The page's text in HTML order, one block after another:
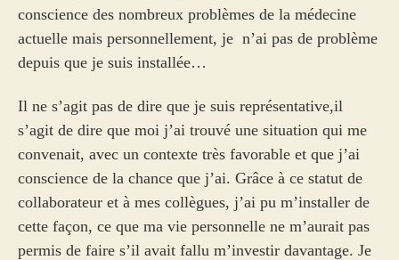
conscience des nombreux problèmes de la médecine
actuelle mais personnellement, je n’ai pas de problème
depuis que je suis installée…
Il ne s’agit pas de dire que je suis représentative,il
s’agit de dire que moi j’ai trouvé une situation qui me
convenait, avec un contexte très favorable et que j’ai
conscience de la chance que j’ai. Grâce à ce statut de
collaborateur et à mes collègues, j’ai pu m’installer de
cette façon, ce que ma vie personnelle ne m’aurait pas
permis de faire s’il avait fallu m’investir davantage. Je